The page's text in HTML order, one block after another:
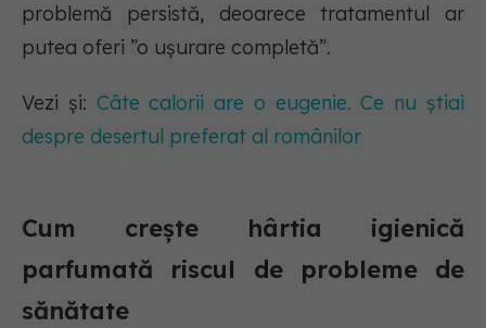
problemă persistă, deoarece tratamentul ar
putea oferi ”o ușurare completă”.
Vezi și: Câte calorii are o eugenie. Ce nu știai
despre desertul preferat al românilor
Cum crește hârtia igienică
parfumată riscul de probleme de
sănătate